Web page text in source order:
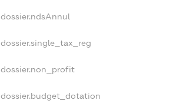
dossier.ndsAnnul
dossier.single_tax_reg
dossier.non_profit
dossier.budget_dotation